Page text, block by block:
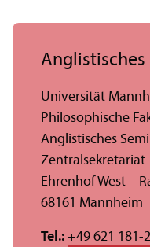
Anglistisches
Universität
Philosophische
Anglistisches
Zentralsekretariat
Ehrenhof West –
68161 Mannheim
Tel.: +49 621 181-